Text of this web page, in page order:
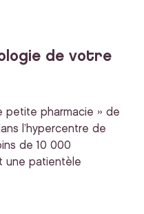
de votre
petite pharmacie » de
l’hypercentre de
de 10 000
une patientèle